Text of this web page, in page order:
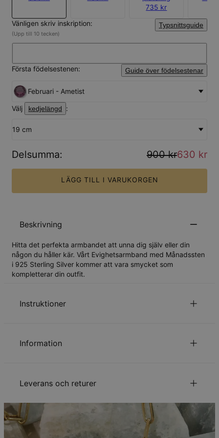
735 kr
Vänligen skriv inskription: Typsnittsguide
(Upp till 10 tecken)
Första födelsestenen: Guide över födelsestenar
Februari - Ametist
Välj kedjelängd :
19 cm
Delsumma: 900 kr630 kr
LÄGG TILL I VARUKORGEN
Beskrivning
Hitta det perfekta armbandet att unna dig själv eller din
någon du håller kär. Vårt Evighetsarmband med Månadssten
i 925 Sterling Silver kommer att vara smycket som
kompletterar din outfit.
Instruktioner
Läs om vår
Information
Mått
7.87mm x 25.4mm
Kedjelängd
14 cm / 16.5 cm / 19 cm / 21.5 cm
Stil / Kollektion
Infinity Kollektionen
Hypoallergenisk
Nickelfri
Leverans och returer
Din beställning kommer att skickas med följande
leveranssätt:
Metod Beräknat leveransdatum